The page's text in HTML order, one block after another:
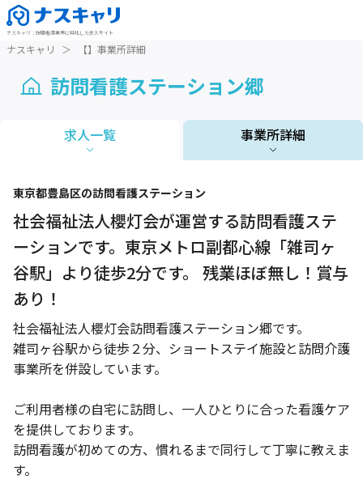
ナスキャリ ： 訪問看護業界に特化した求人サイト
ナスキャリ ＞ 【】事業所詳細
訪問看護ステーション郷
求人一覧 事業所詳細
1 / 1
東京都豊島区の訪問看護ステーション
社会福祉法人櫻灯会が運営する訪問看護ステ
ーションです。東京メトロ副都心線「雑司ヶ
谷駅」より徒歩2分です。 残業ほぼ無し！賞与
あり！
社会福祉法人櫻灯会訪問看護ステーション郷です。
雑司ヶ谷駅から徒歩２分、ショートステイ施設と訪問介護
事業所を併設しています。
ご利用者様の自宅に訪問し、一人ひとりに合った看護ケア
を提供しております。
訪問看護が初めての方、慣れるまで同行して丁寧に教えま
す。